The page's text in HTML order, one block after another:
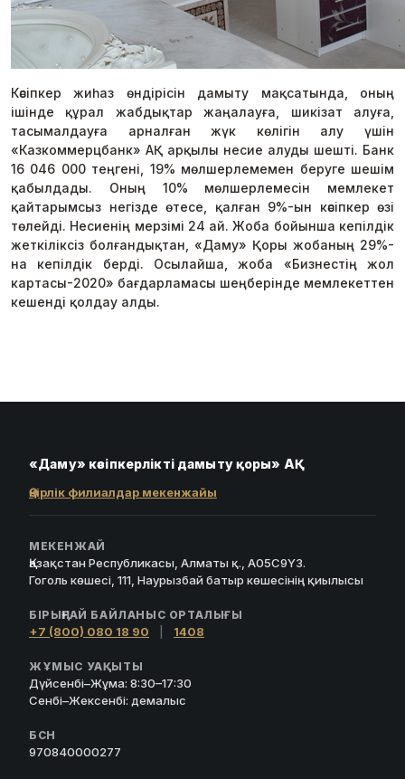
Кәсіпкер жиһаз өндірісін дамыту мақсатында, оның
ішінде құрал жабдықтар жаңалауға, шикізат алуға,
тасымалдауға арналған жүк көлігін алу үшін
«Казкоммерцбанк» АҚ арқылы несие алуды шешті. Банк
16 046 000 теңгені, 19% мөлшерлемемен беруге шешім
қабылдады. Оның 10% мөлшерлемесін мемлекет
қайтарымсыз негізде өтесе, қалған 9%-ын кәсіпкер өзі
төлейді. Несиенің мерзімі 24 ай. Жоба бойынша кепілдік
жеткіліксіз болғандықтан, «Даму» Қоры жобаның 29%-
на кепілдік берді. Осылайша, жоба «Бизнестің жол
картасы-2020» бағдарламасы шеңберінде мемлекеттен
кешенді қолдау алды.
«Даму» кәсіпкерлікті дамыту қоры» АҚ
Өңірлік филиалдар мекенжайы
МЕКЕНЖАЙ
Қазақстан Республикасы, Алматы қ., A05C9Y3.
Гоголь көшесі, 111, Наурызбай батыр көшесінің қиылысы
БІРЫҢҒАЙ БАЙЛАНЫС ОРТАЛЫҒЫ
+7 (800) 080 18 90 1408
ЖҰМЫС УАҚЫТЫ
Дүйсенбі–Жұма: 8:30–17:30
Сенбі–Жексенбі: демалыс
БСН
970840000277